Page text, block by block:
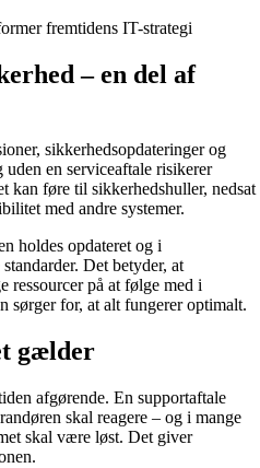
fremtidens IT-strategi
– en del af
sikkerhedsopdateringer og
en serviceaftale risikerer
kan føre til sikkerhedshuller, nedsat
med andre systemer.
holdes opdateret og i
Det betyder, at
ressourcer på at følge med i
sørger for, at alt fungerer optimalt.
gælder
afgørende. En supportaftale
skal reagere – og i mange
skal være løst. Det giver